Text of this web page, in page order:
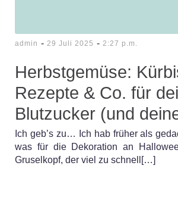
admin - 29 Juli 2025 - 2:27 p.m.
Herbstgemüse:
Rezepte & Co. für
Blutzucker (und
Ich geb’s zu… Ich hab früher als
was für die Dekoration an
Gruselkopf, der viel zu schnell[…]